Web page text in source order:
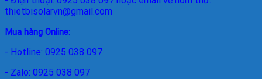
thietbisolarvn@gmail.com
Mua hàng Online:
- Hotline: 0925 038 097
- Zalo: 0925 038 097